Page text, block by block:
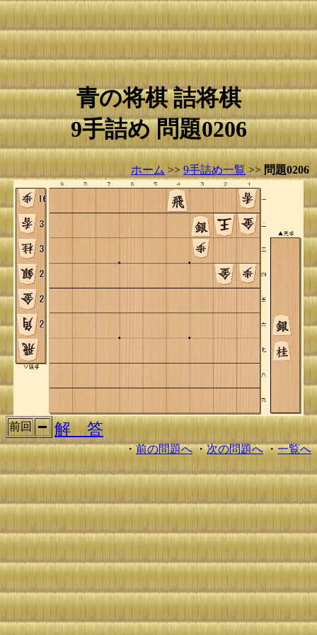
青の将棋 詰将棋
9手詰め 問題0206
ホーム >> 9手詰め一覧 >> 問題0206
前回 解 答
・前の問題へ・次の問題へ・一覧へ